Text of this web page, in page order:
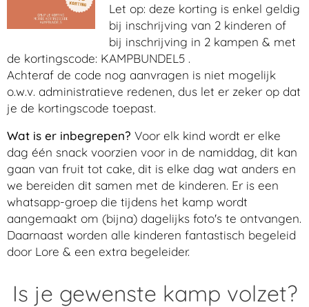
Let op: deze korting is enkel geldig
bij inschrijving van 2 kinderen of
bij inschrijving in 2 kampen & met
de kortingscode: KAMPBUNDEL5 .
Achteraf de code nog aanvragen is niet mogelijk
o.w.v. administratieve redenen, dus let er zeker op dat
je de kortingscode toepast.
Wat is er inbegrepen? Voor elk kind wordt er elke
dag één snack voorzien voor in de namiddag, dit kan
gaan van fruit tot cake, dit is elke dag wat anders en
we bereiden dit samen met de kinderen. Er is een
whatsapp-groep die tijdens het kamp wordt
aangemaakt om (bijna) dagelijks foto's te ontvangen.
Daarnaast worden alle kinderen fantastisch begeleid
door Lore & een extra begeleider.
Is je gewenste kamp volzet?